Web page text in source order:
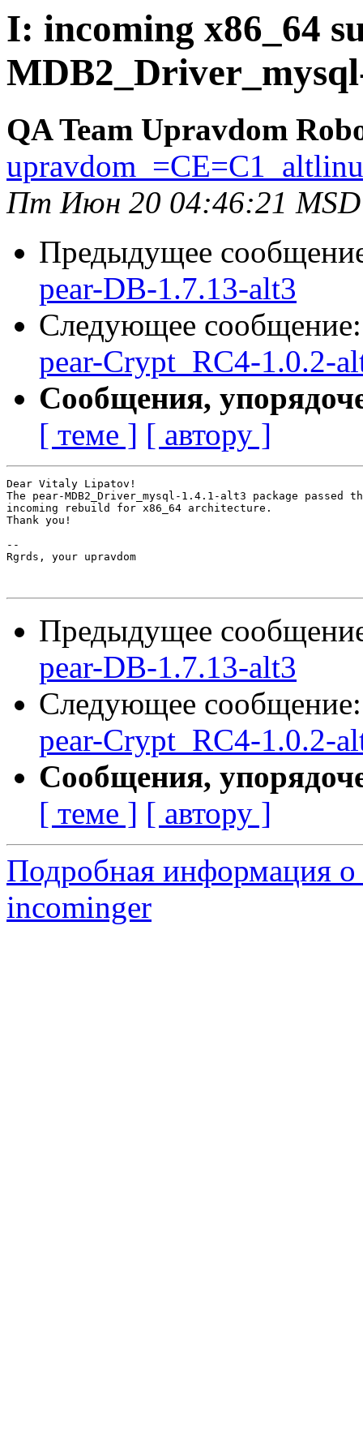
I: incoming x86_64
QA Team Upravdom
Пт Июн 20 04:46:21
Предыдущее
pear-DB-1.7.13-alt3
Следующее
pear-Crypt_RC4-1.0.2-
Сообщения,
[ теме ] [ автору ]
Dear Vitaly Lipatov!
The pear-MDB2_Driver_mysql-1.4.1-alt3 package passed
incoming rebuild for x86_64 architecture.
Thank you!
--
Rgrds, your upravdom
Предыдущее
pear-DB-1.7.13-alt3
Следующее
pear-Crypt_RC4-1.0.2-
Сообщения,
[ теме ] [ автору ]
Подробная информация о
incominger